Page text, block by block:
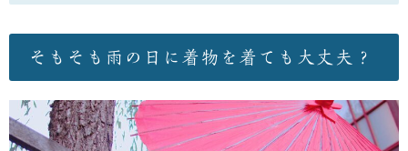
そもそも雨の日に着物を着ても大丈夫？